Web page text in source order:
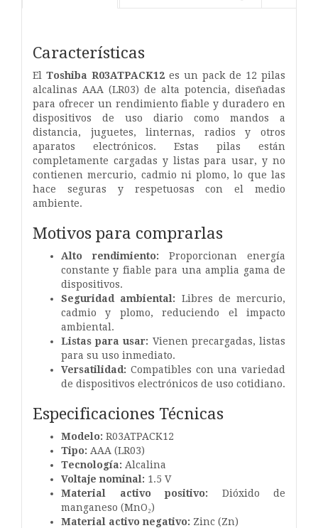
Características
El Toshiba R03ATPACK12 es un pack de 12 pilas
alcalinas AAA (LR03) de alta potencia, diseñadas
para ofrecer un rendimiento fiable y duradero en
dispositivos de uso diario como mandos a
distancia, juguetes, linternas, radios y otros
aparatos electrónicos. Estas pilas están
completamente cargadas y listas para usar, y no
contienen mercurio, cadmio ni plomo, lo que las
hace seguras y respetuosas con el medio
ambiente.
Motivos para comprarlas
Alto rendimiento: Proporcionan energía
constante y fiable para una amplia gama de
dispositivos.
Seguridad ambiental: Libres de mercurio,
cadmio y plomo, reduciendo el impacto
ambiental.
Listas para usar: Vienen precargadas, listas
para su uso inmediato.
Versatilidad: Compatibles con una variedad
de dispositivos electrónicos de uso cotidiano.
Especificaciones Técnicas
Modelo: R03ATPACK12
Tipo: AAA (LR03)
Tecnología: Alcalina
Voltaje nominal: 1.5 V
Material activo positivo: Dióxido de
manganeso (MnO₂)
Material activo negativo: Zinc (Zn)